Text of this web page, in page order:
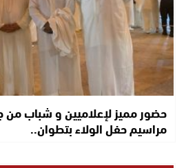
حضور مميز لإعلاميين و شباب من
مراسيم حفل الولاء بتطوان..